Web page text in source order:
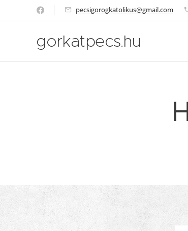
pecsigorogkatolikus@gmail.com
gorkatpecs.hu